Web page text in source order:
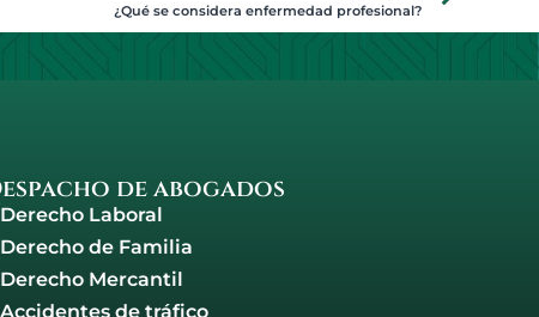
¿Qué se considera enfermedad profesional?
de abogados
Derecho Laboral
Derecho de Familia
Derecho Mercantil
Accidentes de tráfico